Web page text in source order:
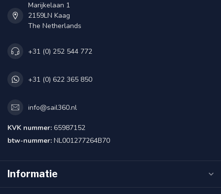
Marijkelaan 1
2159LN Kaag
The Netherlands
+31 (0) 252 544 772
+31 (0) 622 365 850
info@sail360.nl
KVK nummer: 65987152
btw-nummer: NL001277264B70
Informatie